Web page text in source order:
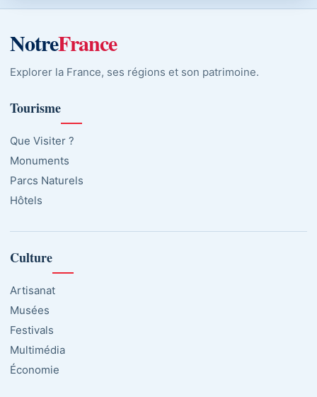
NotreFrance
Explorer la France, ses régions et son patrimoine.
Tourisme
Que Visiter ?
Monuments
Parcs Naturels
Hôtels
Culture
Artisanat
Musées
Festivals
Multimédia
Économie